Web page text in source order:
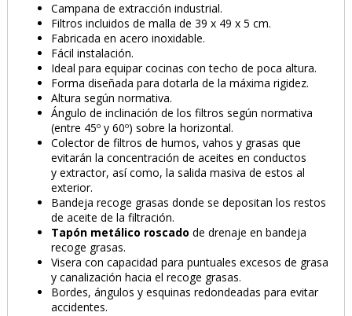
Campana de extracción industrial.
Filtros incluidos de malla de 39 x 49 x 5 cm.
Fabricada en acero inoxidable.
Fácil instalación.
Ideal para equipar cocinas con techo de poca altura.
Forma diseñada para dotarla de la máxima rigidez.
Altura según normativa.
Ángulo de inclinación de los filtros según normativa
(entre 45º y 60º) sobre la horizontal.
Colector de filtros de humos, vahos y grasas que
evitarán la concentración de aceites en conductos
y extractor, así como, la salida masiva de estos al
exterior.
Bandeja recoge grasas donde se depositan los restos
de aceite de la filtración.
Tapón metálico roscado de drenaje en bandeja
recoge grasas.
Visera con capacidad para puntuales excesos de grasa
y canalización hacia el recoge grasas.
Bordes, ángulos y esquinas redondeadas para evitar
accidentes.